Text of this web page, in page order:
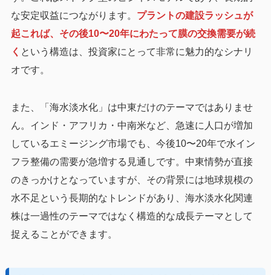
な安定収益につながります。 プラントの建設ラッシュが
起これば、その後10〜20年にわたって膜の交換需要が続
く という構造は、投資家にとって非常に魅力的なシナリ
オです。
また、「海水淡水化」は中東だけのテーマではありませ
ん。インド・アフリカ・中南米など、急速に人口が増加
しているエミージング市場でも、今後10〜20年で水イン
フラ整備の需要が急増する見通しです。中東情勢が直接
のきっかけとなっていますが、その背景には地球規模の
水不足という長期的なトレンドがあり、海水淡水化関連
株は一過性のテーマではなく構造的な成長テーマとして
捉えることができます。